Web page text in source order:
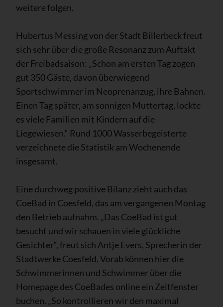
weitere folgen.
Hubertus Messing von der Stadt Billerbeck freut
sich sehr über die große Resonanz zum Auftakt
der Freibadsaison: „Schon am ersten Tag zogen
gut 350 Gäste, davon überwiegend
Sportschwimmer im Neoprenanzug, ihre Bahnen.
Einen Tag später, am sonnigen Muttertag, lockte
es viele Familien mit Kindern auf die
Liegewiesen.“ Rund 1000 Wasserbegeisterte
verzeichnete die Statistik am Wochenende
insgesamt.
Eine durchweg positive Bilanz zieht auch das
CoeBad in Coesfeld, das am vergangenen Montag
den Betrieb aufnahm. „Das CoeBad ist gut
besucht und wir schauen in viele glückliche
Gesichter“, freut sich Antje Evers, Sprecherin der
Stadtwerke Coesfeld. Vorab können hier die
Schwimmerinnen und Schwimmer über die
Homepage des CoeBades online ein Zeitfenster
buchen. „So kontrollieren wir den maximal